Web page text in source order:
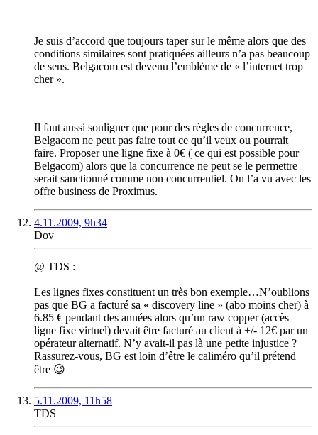
Je suis d’accord que toujours taper sur le même alors que des
conditions similaires sont pratiquées ailleurs n’a pas beaucoup
de sens. Belgacom est devenu l’emblème de « l’internet trop
cher ».
Il faut aussi souligner que pour des règles de concurrence,
Belgacom ne peut pas faire tout ce qu’il veux ou pourrait
faire. Proposer une ligne fixe à 0€ ( ce qui est possible pour
Belgacom) alors que la concurrence ne peut se le permettre
serait sanctionné comme non concurrentiel. On l’a vu avec les
offre business de Proximus.
4.11.2009, 9h34
Dov
@ TDS :
Les lignes fixes constituent un très bon exemple…N’oublions
pas que BG a facturé sa « discovery line » (abo moins cher) à
6.85 € pendant des années alors qu’un raw copper (accès
ligne fixe virtuel) devait être facturé au client à +/- 12€ par un
opérateur alternatif. N’y avait-il pas là une petite injustice ?
Rassurez-vous, BG est loin d’être le caliméro qu’il prétend
être 😉
5.11.2009, 11h58
TDS